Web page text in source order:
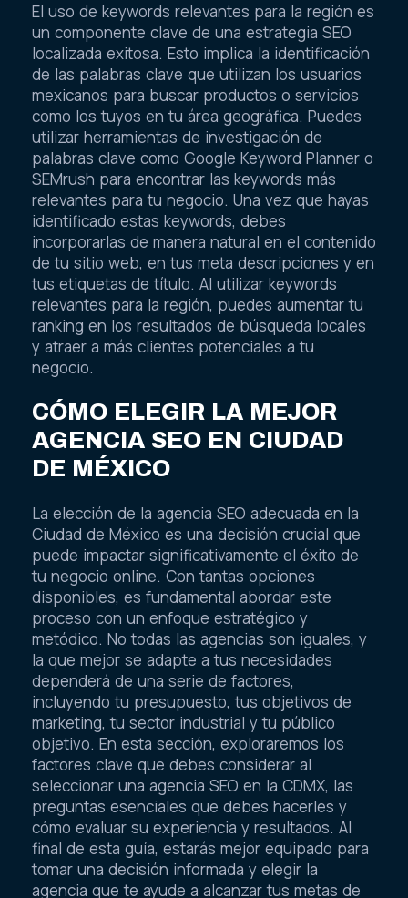
El uso de keywords relevantes para la región es
un componente clave de una estrategia SEO
localizada exitosa. Esto implica la identificación
de las palabras clave que utilizan los usuarios
mexicanos para buscar productos o servicios
como los tuyos en tu área geográfica. Puedes
utilizar herramientas de investigación de
palabras clave como Google Keyword Planner o
SEMrush para encontrar las keywords más
relevantes para tu negocio. Una vez que hayas
identificado estas keywords, debes
incorporarlas de manera natural en el contenido
de tu sitio web, en tus meta descripciones y en
tus etiquetas de título. Al utilizar keywords
relevantes para la región, puedes aumentar tu
ranking en los resultados de búsqueda locales
y atraer a más clientes potenciales a tu
negocio.
CÓMO ELEGIR LA MEJOR
AGENCIA SEO EN CIUDAD
DE MÉXICO
La elección de la agencia SEO adecuada en la
Ciudad de México es una decisión crucial que
puede impactar significativamente el éxito de
tu negocio online. Con tantas opciones
disponibles, es fundamental abordar este
proceso con un enfoque estratégico y
metódico. No todas las agencias son iguales, y
la que mejor se adapte a tus necesidades
dependerá de una serie de factores,
incluyendo tu presupuesto, tus objetivos de
marketing, tu sector industrial y tu público
objetivo. En esta sección, exploraremos los
factores clave que debes considerar al
seleccionar una agencia SEO en la CDMX, las
preguntas esenciales que debes hacerles y
cómo evaluar su experiencia y resultados. Al
final de esta guía, estarás mejor equipado para
tomar una decisión informada y elegir la
agencia que te ayude a alcanzar tus metas de